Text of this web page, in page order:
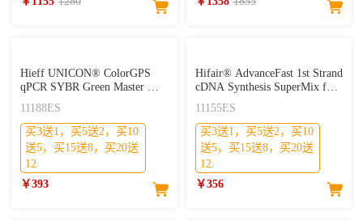
Hieff UNICON® ColorGPS
qPCR SYBR Green Master Mix
(No Rox)
11188ES
买3送1，买5送2，买10
送5，买15送8，买20送
12
￥393
Hifair® AdvanceFast 1st Strand
cDNA Synthesis SuperMix for
qPCR (DNA digester plus)
11155ES
买3送1，买5送2，买10
送5，买15送8，买20送
12
￥356